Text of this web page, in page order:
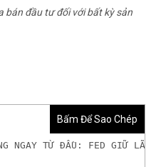
bán đầu tư đối với bất kỳ sản
Bấm Để Sao Chép
NGAY TỪ ĐẦU: FED GIỮ